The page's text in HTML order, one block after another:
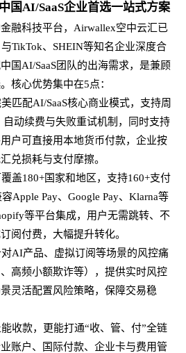
国AI/SaaS企业首选一站式方案
融科技平台， Airwallex空中云汇已
TikTok、SHEIN等知名企业深度合
国AI/SaaS团队的出海需求，是兼顾
核心优势集中在5点：
匹配AI/SaaS核心商业模式，支持周
动续费与失败重试机制，同时支持
户可直接用本地货币付款，企业按
兑损耗与支付摩擦。
盖180+国家和地区，支持160+支付
Apple Pay、Google Pay、Klarna等
等平台集成，用户无需跳转、不
阅付费，大幅提升转化。
AI产品、虚拟订阅等场景的风控痛
高频小额欺诈等），提供实时风控
灵活配置风险策略，保障交易稳
收款，更能打通“收、管、付”全链
账户、国际付款、企业卡与费用管